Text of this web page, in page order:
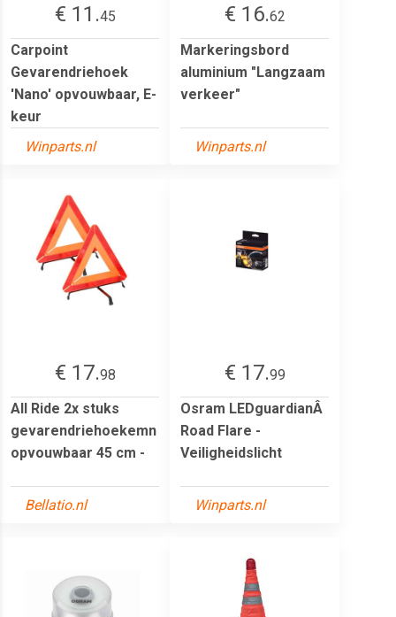
€ 11.45
Carpoint
Gevarendriehoek
'Nano' opvouwbaar, E-
keur
Winparts.nl
€ 16.62
Markeringsbord
aluminium "Langzaam
verkeer"
Winparts.nl
€ 17.98
All Ride 2x stuks
gevarendriehoekemn
opvouwbaar 45 cm -
Bellatio.nl
€ 17.99
Osram LEDguardianÂ
Road Flare -
Veiligheidslicht
Winparts.nl